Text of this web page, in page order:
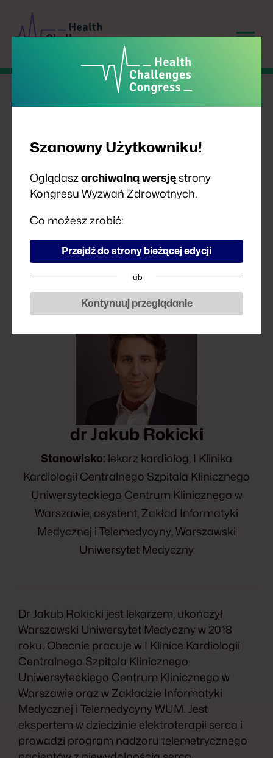
dr Jakub Rokicki
Stanowisko: lekarz kardiolog, I Klinika
Kardiologii Centralnego Szpitala Klinicznego
Uniwersyteckiego Centrum Klinicznego w
Warszawie, asystent, Zakład Informatyki
Medycznej i Telemedycyny, Warszawski
Uniwersytet Medyczny
Dr Jakub Rokicki jest lekarzem, ukończył
Warszawski Uniwersytet Medyczny w 2018
roku. Obecnie pracuje w I Klinice Kardiologii
Centralnego Szpitala Klinicznego
Uniwersyteckiego Centrum Klinicznego w
Warszawie oraz w Zakładzie Informatyki
Medycznej i Telemedycyny WUM. Jest
ekspertem w dziedzinie elektroterapii serca i
prowadzi program nadzoru telemetrycznego
Szanowny Użytkowniku!
Oglądaszarchiwalną wersjęstrony
Kongresu Wyzwań Zdrowotnych.
Co możesz zrobić:
Przejdź do strony bieżącej edycji
lub
Kontynuuj przeglądanie